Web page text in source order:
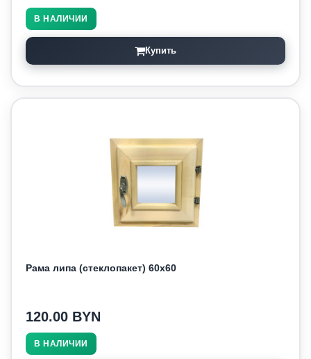
В НАЛИЧИИ
Купить
Рама липа (стеклопакет) 60х60
120.00 BYN
В НАЛИЧИИ